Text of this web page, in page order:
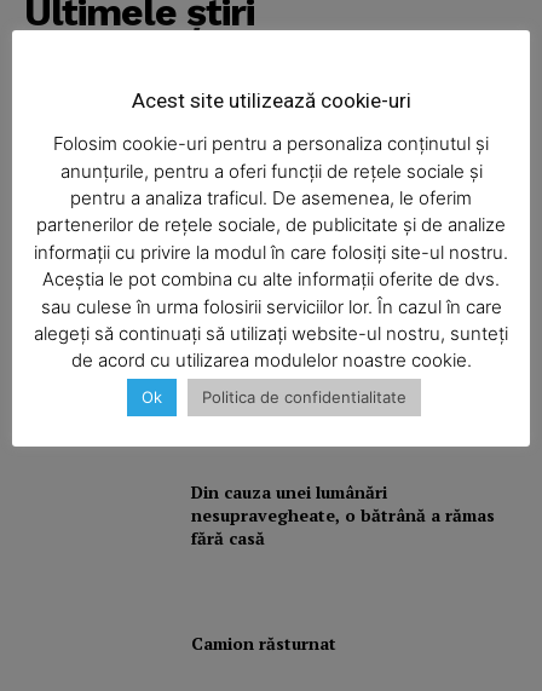
SUBSCRIBE NOW
Company
Subscription Plans
Ultimele ştiri
Şofa beat, cu permisul suspendat
I-aţi văzut?
Balcon în flăcări într-un bloc din
Mărăţei
Din cauza unei lumânări
nesupravegheate, o bătrână a rămas
fără casă
Camion răsturnat
Acest site utilizează cookie-uri
Folosim cookie-uri pentru a personaliza conținutul și
anunțurile, pentru a oferi funcții de rețele sociale și
pentru a analiza traficul. De asemenea, le oferim
partenerilor de rețele sociale, de publicitate și de analize
informații cu privire la modul în care folosiți site-ul nostru.
Aceștia le pot combina cu alte informații oferite de dvs.
sau culese în urma folosirii serviciilor lor. În cazul în care
alegeți să continuați să utilizați website-ul nostru, sunteți
de acord cu utilizarea modulelor noastre cookie.
Ok Politica de confidentialitate